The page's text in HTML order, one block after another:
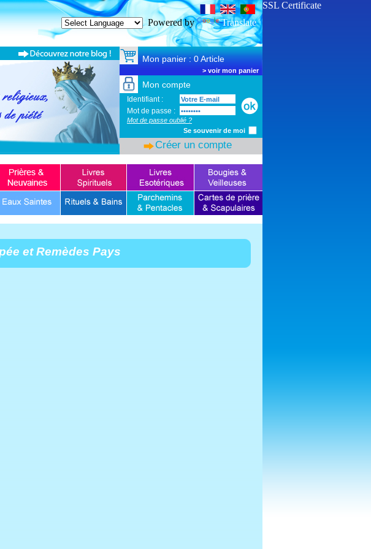
Powered by Translate
Mon panier : 0 Article
> voir mon panier
Mon compte
Identifiant :
Mot de passe :
Mot de passe oublié ?
Se souvenir de moi
Créer un compte
et Remèdes Pays
SSL Certificate